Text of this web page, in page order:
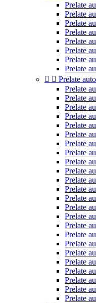
Prelate
Prelate
Prelate
Prelate
Prelate
Prelate
Prelate
Prelate
  Prelate
Prelate
Prelate
Prelate
Prelate
Prelate
Prelate
Prelate
Prelate
Prelate
Prelate
Prelate
Prelate
Prelate
Prelate
Prelate
Prelate
Prelate
Prelate
Prelate
Prelate
Prelate
Prelate
Prelate
Prelate